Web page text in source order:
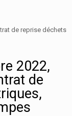
de reprise déchets
2022,
de